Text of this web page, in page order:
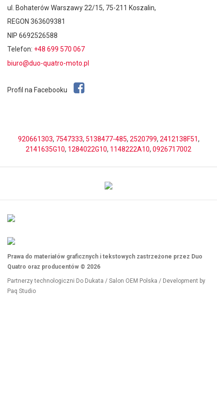
ul. Bohaterów Warszawy 22/15, 75-211 Koszalin,
REGON 363609381
NIP 6692526588
Telefon: +48 699 570 067
biuro@duo-quatro-moto.pl
Profil na Facebooku
920661303, 7547333, 5138477-485, 2520799, 2412138F51,
2141635G10, 1284022G10, 1148222A10, 0926717002
Prawa do materiałów graficznych i tekstowych zastrzeżone przez Duo
Quatro oraz producentów © 2026
Partnerzy technologiczni Do Dukata / Salon OEM Polska / Development by
Paq Studio